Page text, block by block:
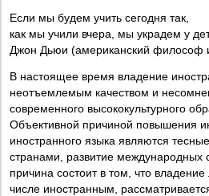
Если мы будем учить сегодня так,
как мы учили вчера, мы украдем у
Джон Дьюи (американский философ
В настоящее время владение
неотъемлемым качеством и
современного высококультурного
Объективной причиной повышения
иностранного языка являются
странами, развитие международных
причина состоит в том, что
числе иностранным,